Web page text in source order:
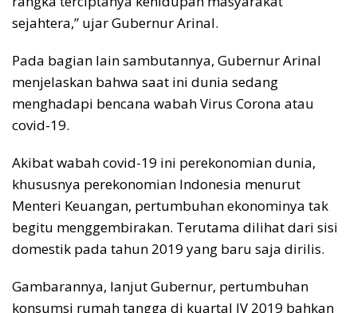
sejahtera,” ujar Gubernur Arinal.
Pada bagian lain sambutannya, Gubernur Arinal
menjelaskan bahwa saat ini dunia sedang
menghadapi bencana wabah Virus Corona atau
covid-19.
Akibat wabah covid-19 ini perekonomian dunia,
khususnya perekonomian Indonesia menurut
Menteri Keuangan, pertumbuhan ekonominya tak
begitu menggembirakan. Terutama dilihat dari sisi
domestik pada tahun 2019 yang baru saja dirilis.
Gambarannya, lanjut Gubernur, pertumbuhan
konsumsi rumah tangga di kuartal IV 2019 bahkan